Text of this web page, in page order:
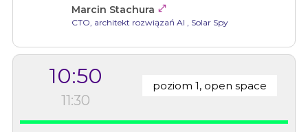
Marcin Stachura 
CTO, architekt rozwiązań AI , Solar Spy
10:50
11:30
poziom 1, open space